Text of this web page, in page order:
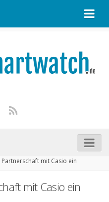
mit Casio ein
mit Casio ein